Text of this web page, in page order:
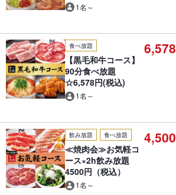
1名～
食べ放題
【黒毛和牛コース】
90分食べ放題
☆6,578円(税込)
1名～
6,578
飲み放題 食べ放題
≪焼肉会≫お気軽コ
ース×2h飲み放題
4500円（税込）
1名～
4,500